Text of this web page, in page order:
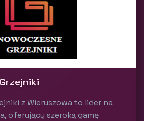
z Wieruszowa to lider na
oferujący szeroką gamę